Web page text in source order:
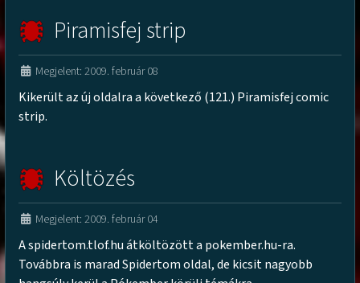
Piramisfej strip
Megjelent: 2009. február 08
Kikerült az új oldalra a következő (121.) Piramisfej comic
strip.
Költözés
Megjelent: 2009. február 04
A spidertom.tlof.hu átköltözött a pokember.hu-ra.
Továbbra is marad Spidertom oldal, de kicsit nagyobb